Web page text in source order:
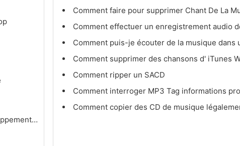
Les sociétés de développement de logiciels
Comment faire pour supprimer Chant De La
Comment effectuer un enregistrement audio
Comment puis-je écouter de la musique dans
Comment supprimer des chansons d' iTunes
Comment ripper un SACD
Comment interroger MP3 Tag informations
Comment copier des CD de musique